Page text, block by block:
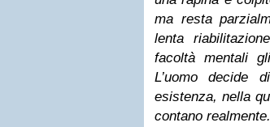
ma resta
lenta
facoltà mentali
L’uomo decide
esistenza, nella
contano realmente.